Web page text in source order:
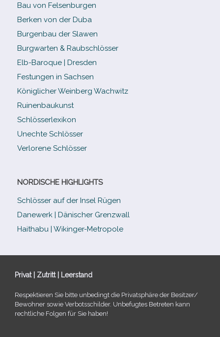
Bau von Felsenburgen
Berken von der Duba
Burgenbau der Slawen
Burgwarten & Raubschlösser
Elb-​Baroque | Dresden
Festungen in Sachsen
Königlicher Weinberg Wachwitz
Ruinenbaukunst
Schlösserlexikon
Unechte Schlösser
Verlorene Schlösser
NORDISCHE HIGHLIGHTS
Schlösser auf der Insel Rügen
Danewerk | Dänischer Grenzwall
Haithabu | Wikinger-Metropole
Privat | Zutritt | Leerstand
Respektieren Sie bitte unbe­dingt die Privatsphäre der Besitzer/​
Bewohner sowie Verbotsschilder. Unbefugtes Betreten kann
recht­li­che Folgen für Sie haben!